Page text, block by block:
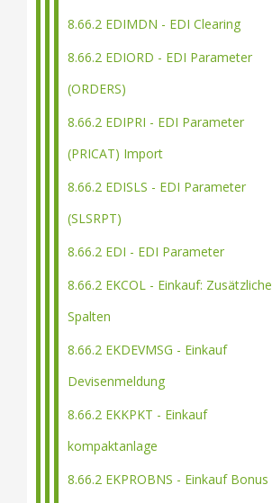
8.66.2 EDIMDN - EDI Clearing
8.66.2 EDIORD - EDI Parameter
(ORDERS)
8.66.2 EDIPRI - EDI Parameter
(PRICAT) Import
8.66.2 EDISLS - EDI Parameter
(SLSRPT)
8.66.2 EDI - EDI Parameter
8.66.2 EKCOL - Einkauf: Zusätzliche
Spalten
8.66.2 EKDEVMSG - Einkauf
Devisenmeldung
8.66.2 EKKPKT - Einkauf
kompaktanlage
8.66.2 EKPROBNS - Einkauf Bonus